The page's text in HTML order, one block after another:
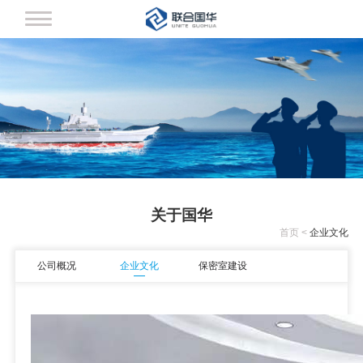
网站首页
涉密资质
保密产品
保密室建设
关于国华
首页 <企业文化
公司概况 企业文化 保密室建设